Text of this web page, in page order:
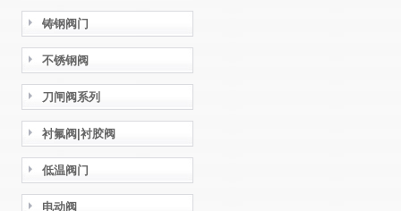
铸钢阀门
不锈钢阀
刀闸阀系列
衬氟阀|衬胶阀
低温阀门
电动阀